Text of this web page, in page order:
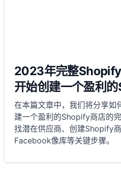
2023年完整
开始创建一个盈利
在本篇文章中，我们将分享如
建一个盈利的Shopify商店的
找潜在供应商、创建Shopify
Facebook像库等关键步骤。